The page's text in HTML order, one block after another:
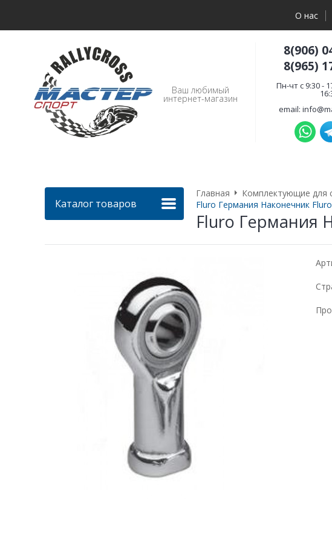
О нас
Ваш любимый
интернет-магазин
8(906)
8(965)
Пн-чт с 9:30 -
email:
Каталог товаров
Главная Комплектующие для
Fluro Германия Наконечник Fluro
Fluro Германия